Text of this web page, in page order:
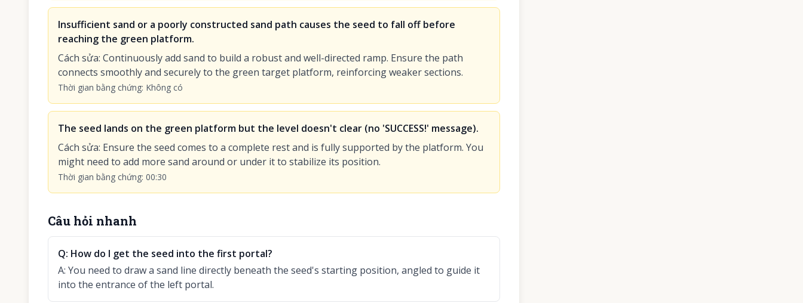
Insufficient sand or a poorly constructed sand path causes the seed to fall off before
reaching the green platform.
Cách sửa: Continuously add sand to build a robust and well-directed ramp. Ensure the path
connects smoothly and securely to the green target platform, reinforcing weaker sections.
Thời gian bằng chứng: Không có
The seed lands on the green platform but the level doesn't clear (no 'SUCCESS!' message).
Cách sửa: Ensure the seed comes to a complete rest and is fully supported by the platform. You
might need to add more sand around or under it to stabilize its position.
Thời gian bằng chứng: 00:30
Câu hỏi nhanh
Q: How do I get the seed into the first portal?
A: You need to draw a sand line directly beneath the seed's starting position, angled to guide it
into the entrance of the left portal.